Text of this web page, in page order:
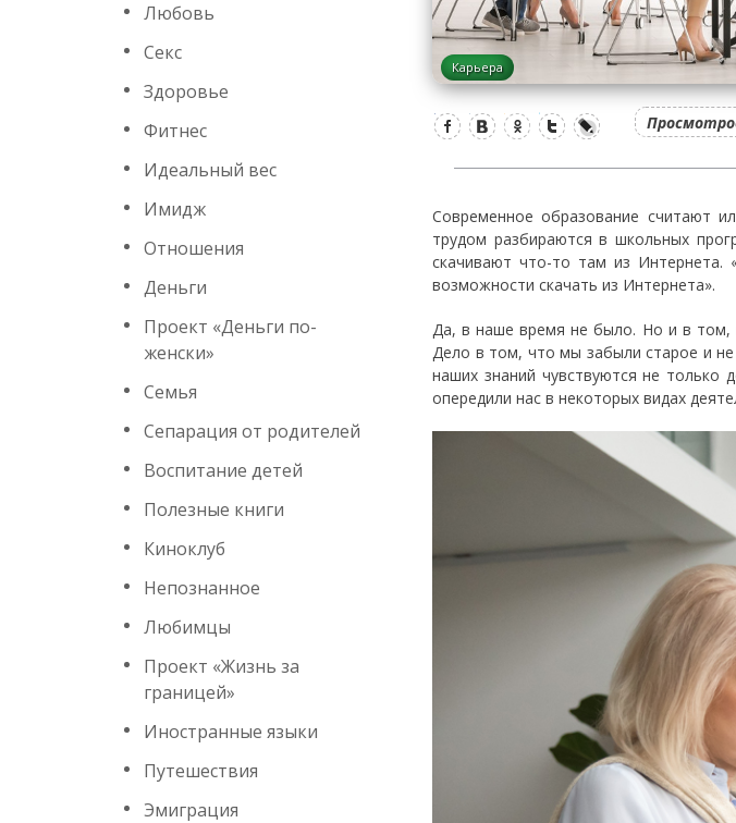
Любовь
Секс
Здоровье
Фитнес
Идеальный вес
Имидж
Отношения
Деньги
Проект «Деньги по-
женски»
Семья
Сепарация от родителей
Воспитание детей
Полезные книги
Киноклуб
Непознанное
Любимцы
Проект «Жизнь за
границей»
Иностранные языки
Путешествия
Эмиграция
Карьера
Современное образование считают
трудом разбираются в школьных
скачивают что-то там из
возможности скачать из Интернета».
Да, в наше время не было. Но и в том,
Дело в том, что мы забыли старое и
наших знаний чувствуются не
опередили нас в некоторых видах